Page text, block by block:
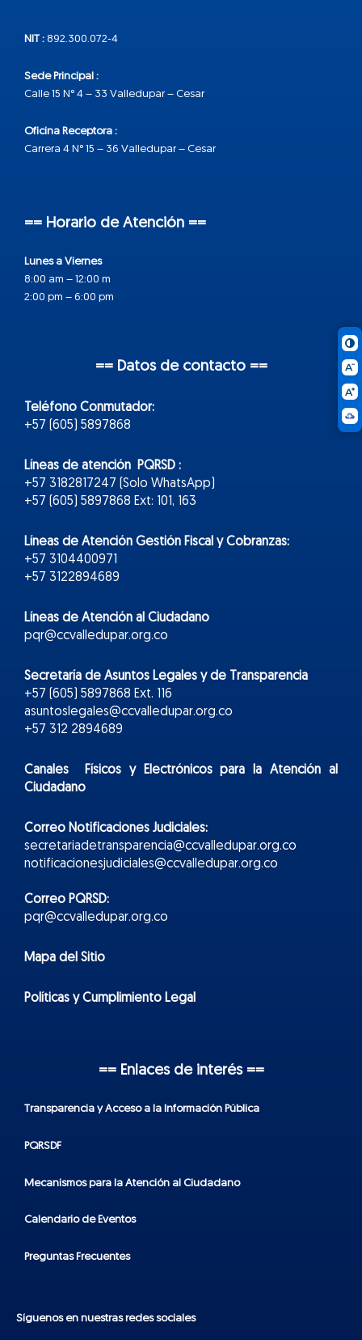
NIT : 892.300.072-4
Sede Principal :
Calle 15 N° 4 – 33 Valledupar – Cesar
Oficina Receptora :
Carrera 4 N° 15 – 36 Valledupar – Cesar
== Horario de Atención ==
Lunes a Viernes
8:00 am – 12:00 m
2:00 pm – 6:00 pm
== Datos de contacto ==
Teléfono Conmutador:
+57 (605) 5897868
Líneas de atención PQRSD :
+57 3182817247 (Solo WhatsApp)
+57 (605) 5897868 Ext: 101, 163
Líneas de Atención Gestión Fiscal y Cobranzas:
+57 3104400971
+57 3122894689
Líneas de Atención al Ciudadano
pqr@ccvalledupar.org.co
Secretaría de Asuntos Legales y de Transparencia
+57 (605) 5897868 Ext. 116
asuntoslegales@ccvalledupar.org.co
+57 312 2894689
Canales Físicos yElectrónicospara la Atención al
Ciudadano
Correo Notificaciones Judiciales:
secretariadetransparencia@ccvalledupar.org.co
notificacionesjudiciales@ccvalledupar.org.co
Correo PQRSD:
pqr@ccvalledupar.org.co
Mapa del Sitio
Políticas y Cumplimiento Legal
== Enlaces de interés ==
Transparencia y Acceso a la Información Pública
PQRSDF
Mecanismos para la Atención al Ciudadano
Calendario de Eventos
Preguntas Frecuentes
Síguenos en nuestras redes sociales